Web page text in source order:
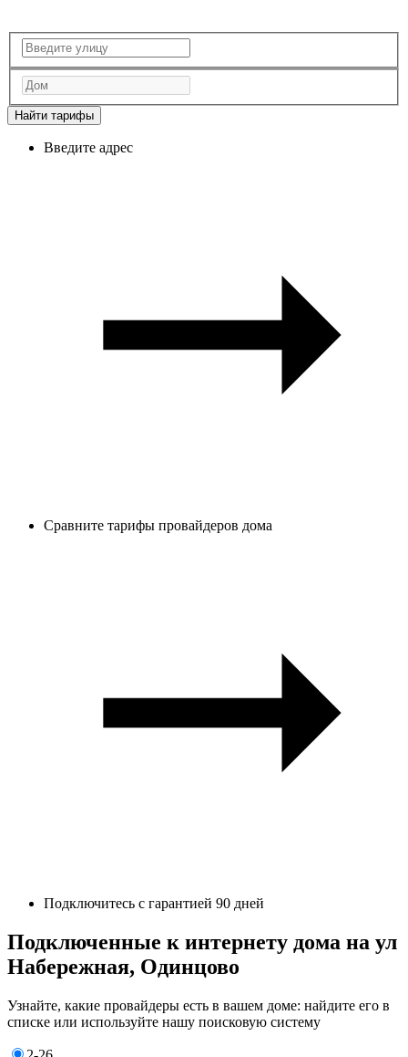
Найти тарифы
Введите адрес
Сравните тарифы провайдеров дома
Подключитесь с гарантией 90 дней
Подключенные к интернету дома на ул
Набережная, Одинцово
Узнайте, какие провайдеры есть в вашем доме: найдите его в
списке или используйте нашу поисковую систему